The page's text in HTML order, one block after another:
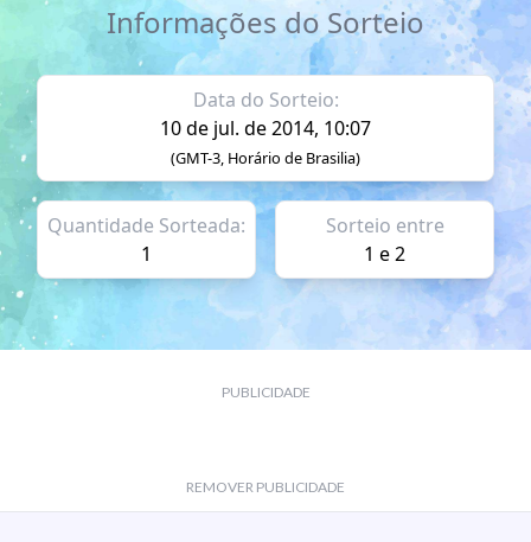
Informações do Sorteio
Data do Sorteio:
10 de jul. de 2014, 10:07
(GMT-3, Horário de Brasilia)
Quantidade Sorteada:
1
Sorteio entre
1 e 2
PUBLICIDADE
REMOVER PUBLICIDADE